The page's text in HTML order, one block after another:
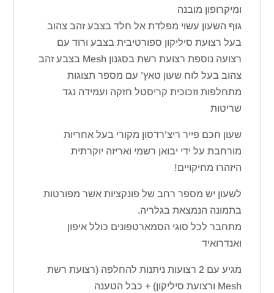
ומיקרופון מובנה
גוף השעון עשוי מפלדת אל חלד בצבע זהב צהוב
בעל רצועת סיליקון ספורטיבית בצבע ורוד עם
רצועה נוספת רצועת רשת בסגנון Mesh בצבע זהב
צהוב בעל לוח שעון טאץ’ עם מספר תצוגות
מתחלפות וזכוכית קריסטל חזקה ועמידה נגד
שריטות
שעון חכם פייר ריצ’רדסון מקורי בעל אחריות
מורחבת על ידי יבואן רשמי ואריזה יוקרתית
היזהרו מחיקויים!
לשעון יש מספר רחב של פונקציות אשר מפורטות
בתמונה הנמצאת בגלריה.
מתחבר לכל סוגי הסמארטפונים כולל איפון
ואנדרואיד
מגיע עם 2 רצועות ניתנות להחלפה (רצועת רשת
Mesh ורצועת סיליקון) + כבל הטענה